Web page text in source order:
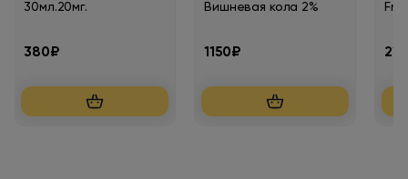
30мл.20мг.
380₽
Вишневая кола 2%
1150₽